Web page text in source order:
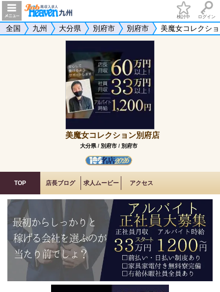
検討中 ログイン
全国 九州 大分県 別府市 別府市 美魔女コレクシ
美魔女コレクション別府店
大分県 / 別府市 / 別府市
TOP 店長ブログ 求人ムービー アクセス